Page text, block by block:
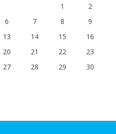
1
2
6 7 8
9
13 14 15
16
20 21 22
23
27 28 29
30